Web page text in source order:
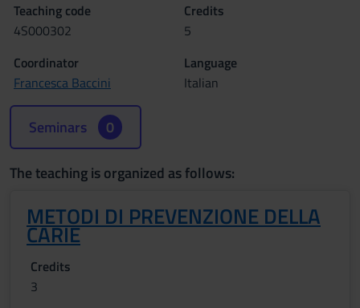
Teaching code
4S000302
Credits
5
Coordinator
Francesca Baccini
Language
Italian
Seminars 0
The teaching is organized as follows:
METODI DI PREVENZIONE DELLA
CARIE
Credits
3